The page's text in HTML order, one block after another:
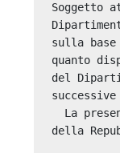
Soggetto
sulla
quanto
del
La
della